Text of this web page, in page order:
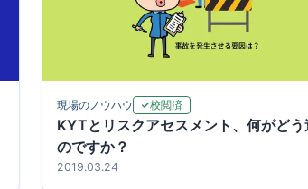
現場のノウハウ 校閲済
KYTとリスクアセスメント、何がどう
のですか？
2019.03.24